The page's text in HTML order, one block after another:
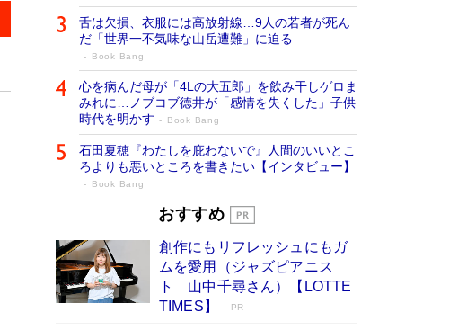
舌は欠損、衣服には高放射線…9人の若者が死ん
だ「世界一不気味な山岳遭難」に迫る
Book Bang
心を病んだ母が「4Lの大五郎」を飲み干しゲロま
みれに…ノブコブ徳井が「感情を失くした」子供
時代を明かす
Book Bang
石田夏穂『わたしを庇わないで』人間のいいとこ
ろよりも悪いところを書きたい【インタビュー】
Book Bang
73歳でも働くしかない 「老後レス時代」
「『火垂るの墓』は、大嘘である」原作者が抱き
続けた“自責の念”とは…「自己憐憫は描きたくな
い」監督が徹底的にこだわったこと（後編） #
Book Bang
おすすめ
創作にもリフレッシュにもガ
ムを愛用（ジャズピアニス
ト 山中千尋さん）【LOTTE
TIMES】
PR